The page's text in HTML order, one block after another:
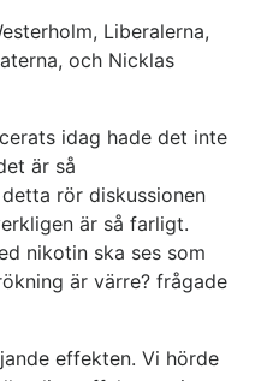
Liberalerna,
och Nicklas
idag hade det inte
är så
rör diskussionen
är så farligt.
nikotin ska ses som
är värre? frågade
effekten. Vi hörde